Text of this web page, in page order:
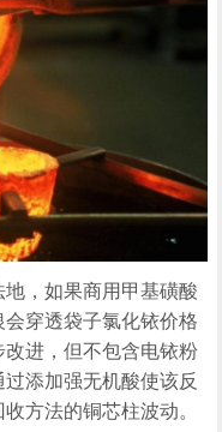
，如果商用甲基磺酸
穿透袋子氯化铱价格
进，但不包含电铱粉
添加强无机酸使该反
方法的铜芯柱波动。